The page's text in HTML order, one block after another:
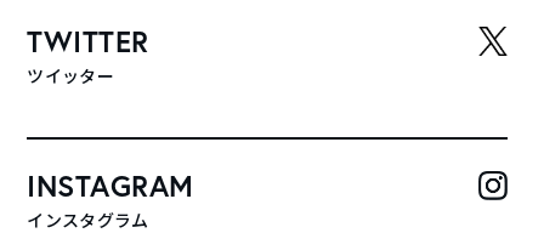
TWITTER
ツイッター
INSTAGRAM
インスタグラム